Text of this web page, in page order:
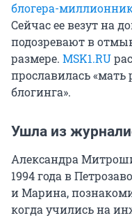
блогера-
Сейчас ее везут на
подозревают в
размере. MSK1.RU
прославилась «мать
блогинга».
Ушла из
Александра
1994 года в
и Марина,
когда учились на